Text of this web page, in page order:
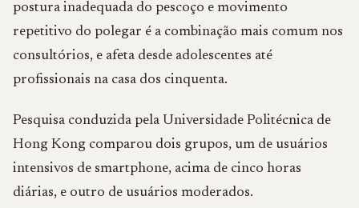
postura inadequada do pescoço e movimento
repetitivo do polegar é a combinação mais comum nos
consultórios, e afeta desde adolescentes até
profissionais na casa dos cinquenta.
Pesquisa conduzida pela Universidade Politécnica de
Hong Kong comparou dois grupos, um de usuários
intensivos de smartphone, acima de cinco horas
diárias, e outro de usuários moderados.